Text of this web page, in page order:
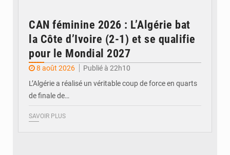
CAN féminine 2026 : L’Algérie bat
la Côte d’Ivoire (2-1) et se qualifie
pour le Mondial 2027
8 août 2026
Publié à 22h10
L’Algérie a réalisé un véritable coup de force en quarts
de finale de…
SAVOIR PLUS